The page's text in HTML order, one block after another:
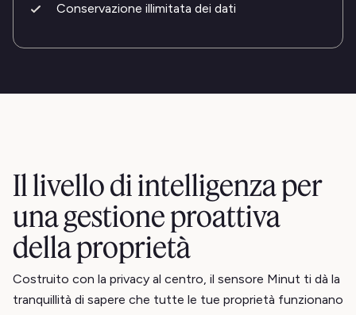
Conservazione illimitata dei dati
Il livello di intelligenza per
una gestione proattiva
della proprietà
Costruito con la privacy al centro, il sensore Minut ti dà la
tranquillità di sapere che tutte le tue proprietà funzionano